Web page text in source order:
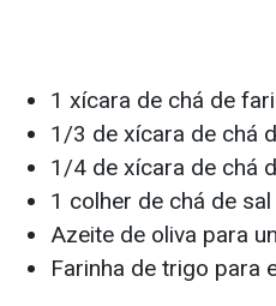
1 xícara de chá de
1/3 de xícara de chá
1/4 de xícara de chá
1 colher de chá de sal
Azeite de oliva para
Farinha de trigo para